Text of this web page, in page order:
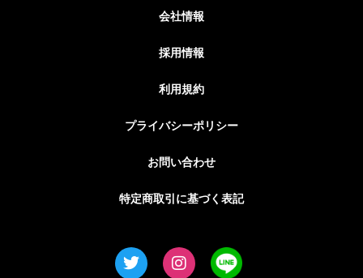
会社情報
採用情報
利用規約
プライバシーポリシー
お問い合わせ
特定商取引に基づく表記